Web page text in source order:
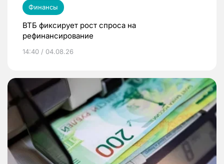
Финансы
ВТБ фиксирует рост спроса на
рефинансирование
14:40 / 04.08.26